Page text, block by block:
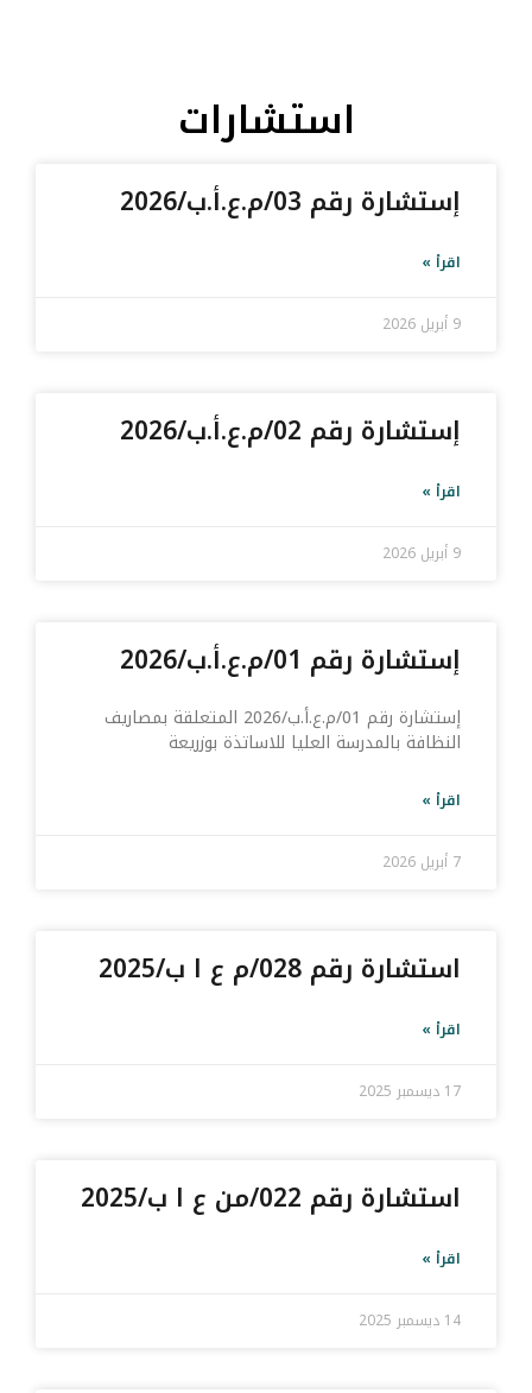
استشارات
إستشارة رقم 03/م.ع.أ.ب/2026
اقرأ »
9 أبريل 2026
إستشارة رقم 02/م.ع.أ.ب/2026
اقرأ »
9 أبريل 2026
إستشارة رقم 01/م.ع.أ.ب/2026
إستشارة رقم 01/م.ع.أ.ب/2026 المتعلقة بمصاريف
النظافة بالمدرسة العليا للاساتذة بوزريعة
اقرأ »
7 أبريل 2026
استشارة رقم 028/م ع ا ب/2025
اقرأ »
17 ديسمبر 2025
استشارة رقم 022/من ع ا ب/2025
اقرأ »
14 ديسمبر 2025